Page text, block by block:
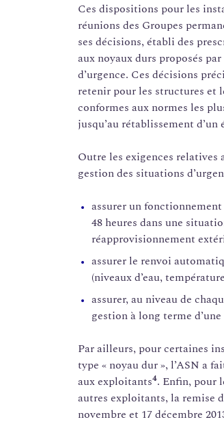
Ces dispositions pour les
réunions des Groupes
ses décisions, établi des
aux noyaux durs proposés
d’urgence. Ces décisions
retenir pour les structures et
conformes aux normes les
jusqu’au rétablissement
Outre les exigences relatives
gestion des situations
assurer un
48 heures dans une
réapprovisionnement
assurer le renvoi
(niveaux d’eau,
assurer, au niveau de
gestion à long terme
Par ailleurs, pour certaines
type « noyau dur », l’ASN a
aux exploitants4. Enfin, pour
autres exploitants, la remise
novembre et 17 décembre